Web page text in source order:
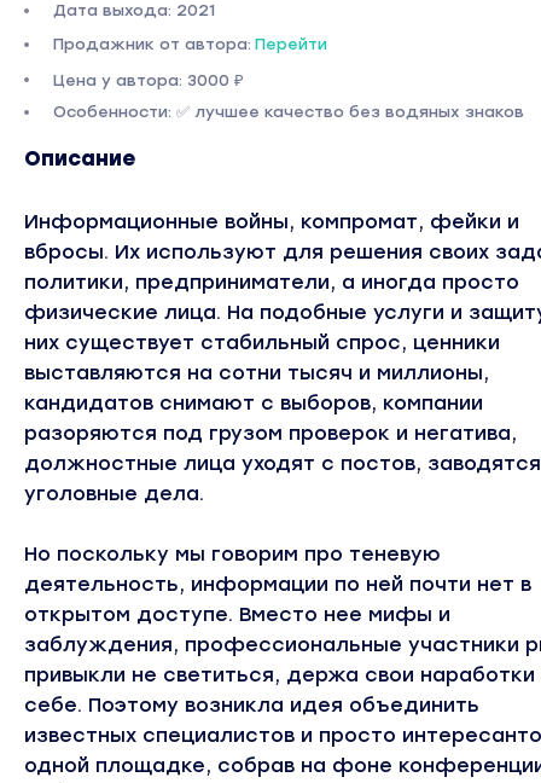
Дата выхода: 2021
Продажник от автора: Перейти
Цена у автора: 3000 ₽
Особенности: ✅ лучшее качество без водяных знаков
Описание
Информационные войны, компромат, фейки и
вбросы. Их используют для решения своих
политики, предприниматели, а иногда просто
физические лица. На подобные услуги и
них существует стабильный спрос, ценники
выставляются на сотни тысяч и миллионы,
кандидатов снимают с выборов, компании
разоряются под грузом проверок и негатива,
должностные лица уходят с постов, заводятся
уголовные дела.
Но поскольку мы говорим про теневую
деятельность, информации по ней почти нет в
открытом доступе. Вместо нее мифы и
заблуждения, профессиональные участники
привыкли не светиться, держа свои наработки
себе. Поэтому возникла идея объединить
известных специалистов и просто
одной площадке, собрав на фоне